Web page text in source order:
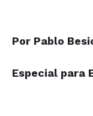
Por Pablo
Especial para